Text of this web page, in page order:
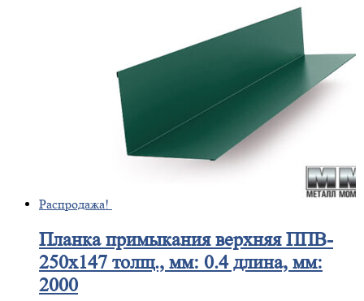
Распродажа!
Планкапримыкания верхняя ППВ-
250х147 толщ., мм: 0.4 длина, мм:
2000